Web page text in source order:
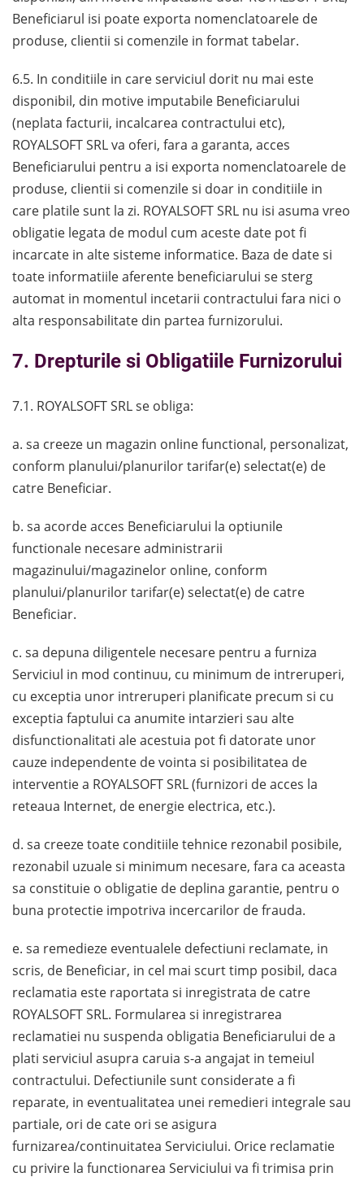
Beneficiarul isi poate exporta nomenclatoarele de
produse, clientii si comenzile in format tabelar.
6.5. In conditiile in care serviciul dorit nu mai este
disponibil, din motive imputabile Beneficiarului
(neplata facturii, incalcarea contractului etc),
ROYALSOFT SRL va oferi, fara a garanta, acces
Beneficiarului pentru a isi exporta nomenclatoarele de
produse, clientii si comenzile si doar in conditiile in
care platile sunt la zi. ROYALSOFT SRL nu isi asuma vreo
obligatie legata de modul cum aceste date pot fi
incarcate in alte sisteme informatice. Baza de date si
toate informatiile aferente beneficiarului se sterg
automat in momentul incetarii contractului fara nici o
alta responsabilitate din partea furnizorului.
7. Drepturile si Obligatiile Furnizorului
7.1. ROYALSOFT SRL se obliga:
a. sa creeze un magazin online functional, personalizat,
conform planului/planurilor tarifar(e) selectat(e) de
catre Beneficiar.
b. sa acorde acces Beneficiarului la optiunile
functionale necesare administrarii
magazinului/magazinelor online, conform
planului/planurilor tarifar(e) selectat(e) de catre
Beneficiar.
c. sa depuna diligentele necesare pentru a furniza
Serviciul in mod continuu, cu minimum de intreruperi,
cu exceptia unor intreruperi planificate precum si cu
exceptia faptului ca anumite intarzieri sau alte
disfunctionalitati ale acestuia pot fi datorate unor
cauze independente de vointa si posibilitatea de
interventie a ROYALSOFT SRL (furnizori de acces la
reteaua Internet, de energie electrica, etc.).
d. sa creeze toate conditiile tehnice rezonabil posibile,
rezonabil uzuale si minimum necesare, fara ca aceasta
sa constituie o obligatie de deplina garantie, pentru o
buna protectie impotriva incercarilor de frauda.
e. sa remedieze eventualele defectiuni reclamate, in
scris, de Beneficiar, in cel mai scurt timp posibil, daca
reclamatia este raportata si inregistrata de catre
ROYALSOFT SRL. Formularea si inregistrarea
reclamatiei nu suspenda obligatia Beneficiarului de a
plati serviciul asupra caruia s-a angajat in temeiul
contractului. Defectiunile sunt considerate a fi
reparate, in eventualitatea unei remedieri integrale sau
partiale, ori de cate ori se asigura
furnizarea/continuitatea Serviciului. Orice reclamatie
cu privire la functionarea Serviciului va fi trimisa prin